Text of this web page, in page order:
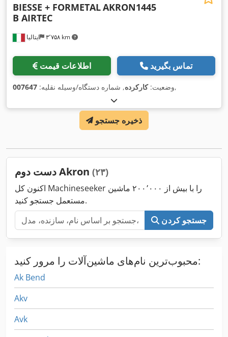
ایتالیا ۳٬۷۵۸ km
BIESSE + FORMETALAKRON1445
B AIRTEC
اطلاعات قیمت تماس بگیرید
وضعیت:کارکرده, شماره دستگاه/وسیله نقلیه: 007647 ,
ذخیره جستجو
دست دوم Akron (۲۳)
اکنون کل Machineseeker را با بیش از ۲۰۰٬۰۰۰ ماشین
مستعمل جستجو کنید.
جستجو کردن
محبوب‌ترین نام‌های ماشین‌آلات را مرور کنید:
Ak Bend
Akv
Avk